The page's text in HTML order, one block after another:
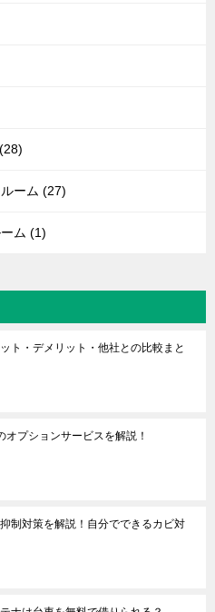
ーム (27)
ム (1)
ト・デメリット・他社との比較まと
オプションサービスを解説！
制対策を解説！自分でできるカビ対